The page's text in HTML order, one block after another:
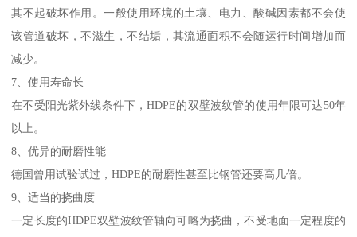
其不起破坏作用。一般使用环境的土壤、电力、酸碱因素都不会使
该管道破坏，不滋生，不结垢，其流通面积不会随运行时间增加而
减少。
7、使用寿命长
在不受阳光紫外线条件下，HDPE的双壁波纹管的使用年限可达50年
以上。
8、优异的耐磨性能
德国曾用试验试过，HDPE的耐磨性甚至比钢管还要高几倍。
9、适当的挠曲度
一定长度的HDPE双壁波纹管轴向可略为挠曲，不受地面一定程度的